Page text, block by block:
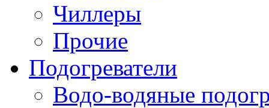
Чиллеры
Прочие
Подогреватели
Водо-водяные